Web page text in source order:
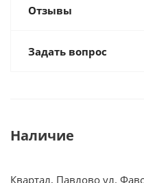
Отзывы
Задать вопрос
Наличие
Квартал, Павлово ул.